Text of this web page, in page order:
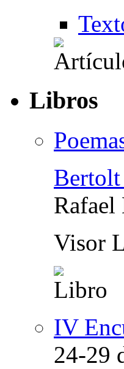
Libros
Visor
IV
24-29